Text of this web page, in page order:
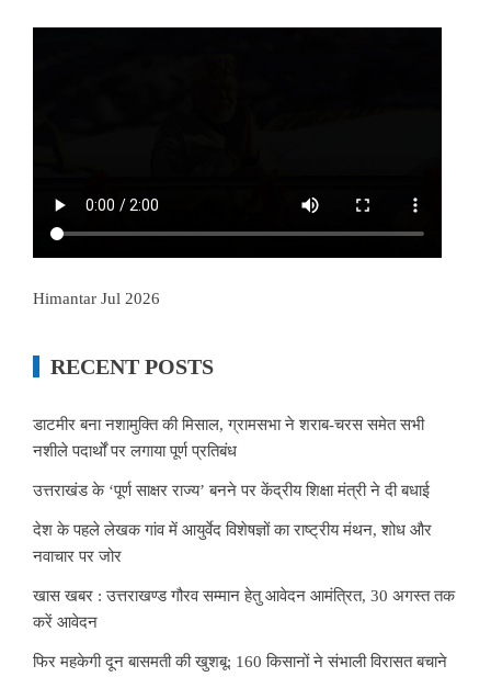
Himantar Jul 2026
RECENT POSTS
डाटमीर बना नशामुक्ति की मिसाल, ग्रामसभा ने शराब-चरस समेत सभी
नशीले पदार्थों पर लगाया पूर्ण प्रतिबंध
उत्तराखंड के ‘पूर्ण साक्षर राज्य’ बनने पर केंद्रीय शिक्षा मंत्री ने दी बधाई
देश के पहले लेखक गांव में आयुर्वेद विशेषज्ञों का राष्ट्रीय मंथन, शोध और
नवाचार पर जोर
खास खबर : उत्तराखण्ड गौरव सम्मान हेतु आवेदन आमंत्रित, 30 अगस्त तक
करें आवेदन
फिर महकेगी दून बासमती की खुशबू: 160 किसानों ने संभाली विरासत बचाने